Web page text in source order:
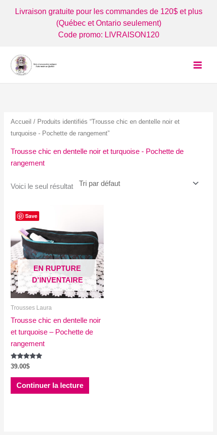
Livraison gratuite pour les commandes de 120$ et plus
(Québec et Ontario seulement)
Code promo: LIVRAISON120
Accueil / Produits identifiés “Trousse chic en dentelle noir et
turquoise - Pochette de rangement”
Trousse chic en dentelle noir et turquoise - Pochette de
rangement
Voici le seul résultat
Save
EN RUPTURE
D'INVENTAIRE
Trousses Laura
Trousse chic en dentelle noir
et turquoise – Pochette de
rangement
Note
5.00
sur 5
39.00$
Continuer la lecture